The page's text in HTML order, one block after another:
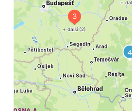
1 Szolnok
2 Tiszakecske
Bekescsaba
4